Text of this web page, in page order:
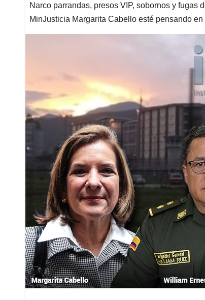
Narco parrandas, presos VIP, sobornos y fugas
MinJusticia Margarita Cabello esté pensando